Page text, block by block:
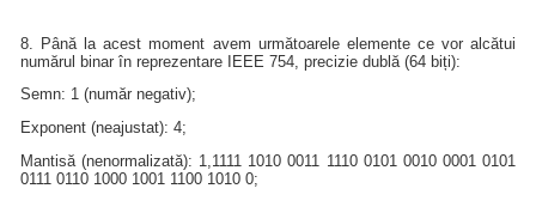
8. Până la acest moment avem următoarele elemente ce vor alcătui
numărul binar în reprezentare IEEE 754, precizie dublă (64 biți):
Semn: 1 (număr negativ);
Exponent (neajustat): 4;
Mantisă (nenormalizată): 1,1111 1010 0011 1110 0101 0010 0001 0101
0111 0110 1000 1001 1100 1010 0;